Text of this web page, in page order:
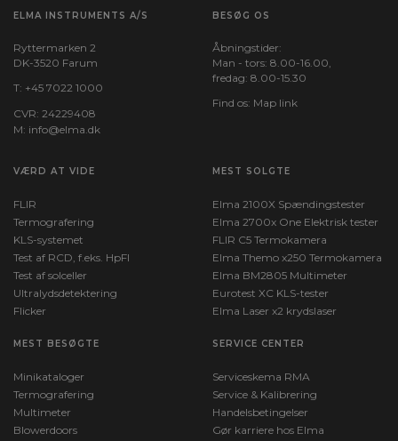
ELMA INSTRUMENTS A/S
Ryttermarken 2
DK-3520 Farum
T: +45 7022 1000
CVR: 24229408
M: info@elma.dk
BESØG OS
Åbningstider:
Man - tors: 8.00-16.00,
fredag: 8.00-15.30
Find os: Map link
VÆRD AT VIDE
FLIR
Termografering
KLS-systemet
Test af RCD, f.eks. HpFI
Test af solceller
Ultralydsdetektering
Flicker
MEST SOLGTE
Elma 2100X Spændingstester
Elma 2700x One Elektrisk tester
FLIR C5 Termokamera
Elma Themo x250 Termokamera
Elma BM2805 Multimeter
Eurotest XC KLS-tester
Elma Laser x2 krydslaser
MEST BESØGTE
Minikataloger
Termografering
Multimeter
Blowerdoors
SERVICE CENTER
Serviceskema RMA
Service & Kalibrering
Handelsbetingelser
Gør karriere hos Elma